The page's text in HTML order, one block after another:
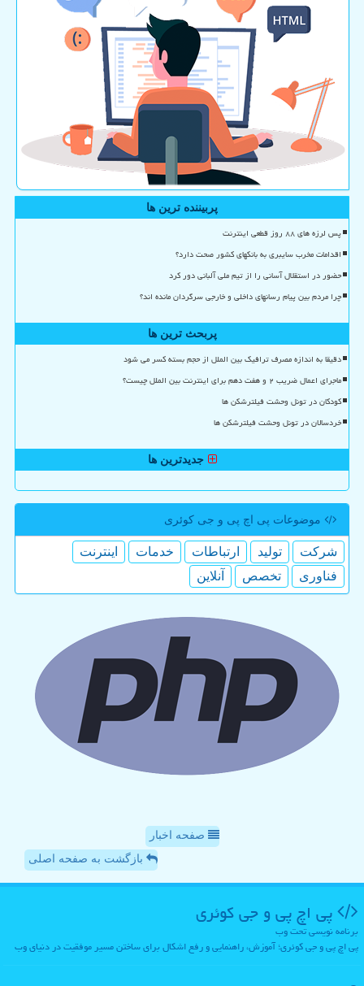
پربیننده ترین ها
پس لرزه های ۸۸ روز قطعی اینترنت
اقدامات مخرب سایبری به بانکهای کشور صحت دارد؟
حضور در استقلال آسانی را از تیم ملی آلبانی دور کرد
چرا مردم بین پیام رسانهای داخلی و خارجی سرگردان مانده اند؟
پربحث ترین ها
دقیقا به اندازه مصرف ترافیک بین الملل از حجم بسته کسر می شود
ماجرای اعمال ضریب ۲ و هفت دهم برای اینترنت بین الملل چیست؟
کودکان در تونل وحشت فیلترشکن ها
خردسالان در تونل وحشت فیلترشکن ها
جدیدترین ها
موضوعات پی اچ پی و جی كوئری
شركت تولید ارتباطات خدمات
اینترنت
فناوری
تخصص آنلاین
صفحه اخبار
بازگشت به صفحه اصلی
پی اچ پی و جی كوئری
برنامه نویسی تحت وب
پی اچ پی و جی کوئری؛ آموزش، راهنمایی و رفع اشکال برای ساختن مسیر موفقیت در دنیای وب